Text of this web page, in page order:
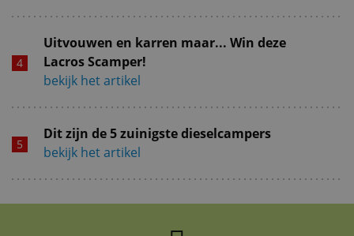
Uitvouwen en karren maar... Win deze
Lacros Scamper!
bekijk het artikel
Dit zijn de 5 zuinigste dieselcampers
bekijk het artikel